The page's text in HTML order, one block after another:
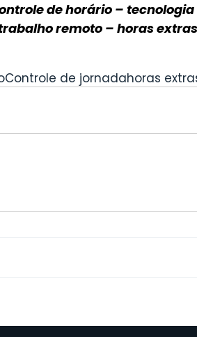
de horário – tecnologia
remoto – horas extras
Controle de jornadahoras